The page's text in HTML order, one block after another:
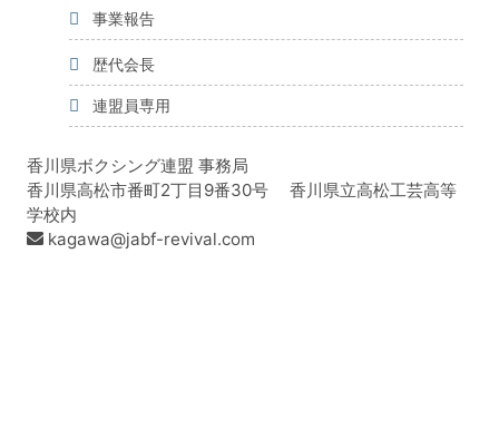
事業報告
歴代会長
連盟員専用
香川県ボクシング連盟 事務局
香川県高松市番町2丁目9番30号 香川県立高松工芸高等
学校内
kagawa@jabf-revival.com